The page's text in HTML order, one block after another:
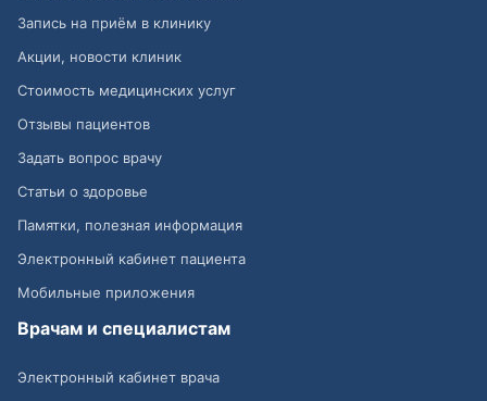
Запись на приём в клинику
Акции, новости клиник
Стоимость медицинских услуг
Отзывы пациентов
Задать вопрос врачу
Статьи о здоровье
Памятки, полезная информация
Электронный кабинет пациента
Мобильные приложения
Врачам и специалистам
Электронный кабинет врача